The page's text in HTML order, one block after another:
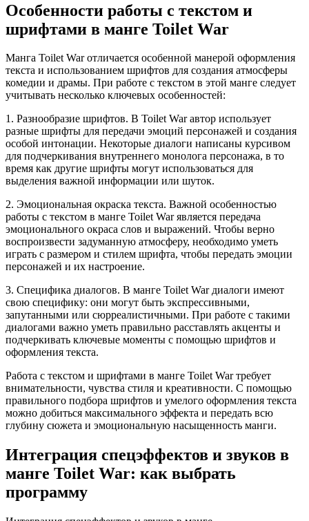
Особенности работы с текстом и
шрифтами в манге Toilet War
Манга Toilet War отличается особенной манерой оформления
текста и использованием шрифтов для создания атмосферы
комедии и драмы. При работе с текстом в этой манге следует
учитывать несколько ключевых особенностей:
1. Разнообразие шрифтов. В Toilet War автор использует
разные шрифты для передачи эмоций персонажей и создания
особой интонации. Некоторые диалоги написаны курсивом
для подчеркивания внутреннего монолога персонажа, в то
время как другие шрифты могут использоваться для
выделения важной информации или шуток.
2. Эмоциональная окраска текста. Важной особенностью
работы с текстом в манге Toilet War является передача
эмоционального окраса слов и выражений. Чтобы верно
воспроизвести задуманную атмосферу, необходимо уметь
играть с размером и стилем шрифта, чтобы передать эмоции
персонажей и их настроение.
3. Специфика диалогов. В манге Toilet War диалоги имеют
свою специфику: они могут быть экспрессивными,
запутанными или сюрреалистичными. При работе с такими
диалогами важно уметь правильно расставлять акценты и
подчеркивать ключевые моменты с помощью шрифтов и
оформления текста.
Работа с текстом и шрифтами в манге Toilet War требует
внимательности, чувства стиля и креативности. С помощью
правильного подбора шрифтов и умелого оформления текста
можно добиться максимального эффекта и передать всю
глубину сюжета и эмоциональную насыщенность манги.
Интеграция спецэффектов и звуков в
манге Toilet War: как выбрать
программу